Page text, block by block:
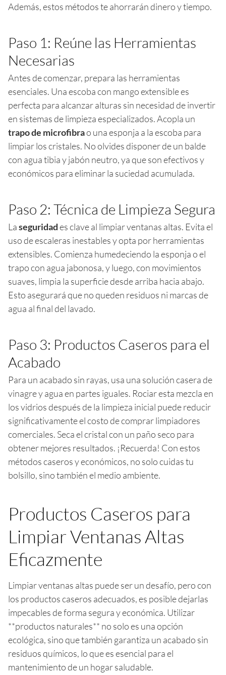
Además, estos métodos te ahorrarán dinero y tiempo.
Paso 1: Reúne las Herramientas
Necesarias
Antes de comenzar, prepara las herramientas
esenciales. Una escoba con mango extensible es
perfecta para alcanzar alturas sin necesidad de invertir
en sistemas de limpieza especializados. Acopla un
trapo de microfibrao una esponja a la escoba para
limpiar los cristales. No olvides disponer de un balde
con agua tibia y jabón neutro, ya que son efectivos y
económicos para eliminar la suciedad acumulada.
Paso 2: Técnica de Limpieza Segura
Laseguridades clave al limpiar ventanas altas. Evita el
uso de escaleras inestables y opta por herramientas
extensibles. Comienza humedeciendo la esponja o el
trapo con agua jabonosa, y luego, con movimientos
suaves, limpia la superficie desde arriba hacia abajo.
Esto asegurará que no queden residuos ni marcas de
agua al final del lavado.
Paso 3: Productos Caseros para el
Acabado
Para un acabado sin rayas, usa una solución casera de
vinagre y agua en partes iguales. Rociar esta mezcla en
los vidrios después de la limpieza inicial puede reducir
significativamente el costo de comprar limpiadores
comerciales. Seca el cristal con un paño seco para
obtener mejores resultados. ¡Recuerda! Con estos
métodos caseros y económicos, no solo cuidas tu
bolsillo, sino también el medio ambiente.
Productos Caseros para
Limpiar Ventanas Altas
Eficazmente
Limpiar ventanas altas puede ser un desafío, pero con
los productos caseros adecuados, es posible dejarlas
impecables de forma segura y económica. Utilizar
**productos naturales** no solo es una opción
ecológica, sino que también garantiza un acabado sin
residuos químicos, lo que es esencial para el
mantenimiento de un hogar saludable.